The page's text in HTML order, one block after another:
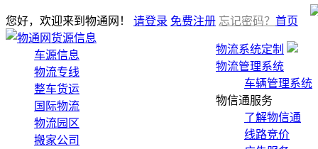
您好，欢迎来到物通网！ 请登录 免费注册 忘记密码？
物流系统定制
物流管理系统
车辆管理系统
物信通服务
了解物信通
线路竞价
首页
货源信息
车源信息
物流专线
整车货运
国际物流
物流园区
搬家公司